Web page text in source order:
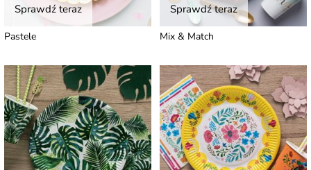
Sprawdź teraz
Pastele
Sprawdź teraz
Mix & Match